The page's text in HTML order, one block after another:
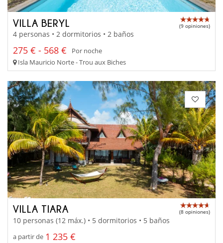
VILLA BERYL (9 opiniones)
4 personas • 2 dormitorios • 2 baños
275 € - 568 €
Por noche
Isla Mauricio Norte - Trou aux Biches
VILLA TIARA (8 opiniones)
10 personas (12 máx.) • 5 dormitorios • 5 baños
a partir de 1 235 €